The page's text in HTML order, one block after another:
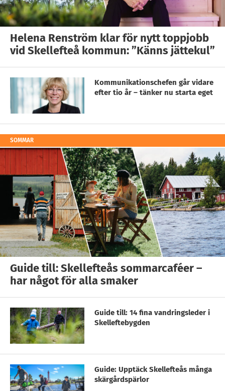
Helena Renström klar för nytt toppjobb
vid Skellefteå kommun: ”Känns jättekul”
Kommunikationschefen går vidare
efter tio år – tänker nu starta eget
SOMMAR
Guide till: Skellefteås sommarcaféer –
har något för alla smaker
Guide till: 14 fina vandringsleder i
Skelleftebygden
Guide: Upptäck Skellefteås många
skärgårdspärlor